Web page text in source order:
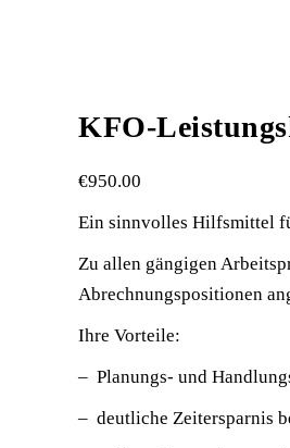
KFO-
€950.00
Ein sinnvolles Hilfsmittel
Zu allen gängigen
Abrechnungspositionen
Ihre Vorteile:
– Planungs- und
– deutliche Zeitersparnis